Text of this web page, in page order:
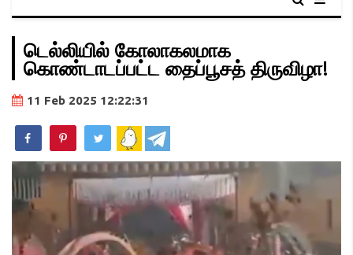
டெல்லியில் கோலாகலமாக
கொண்டாடப்பட்ட தைப்பூசத் திருவிழா!
11 Feb 2025 12:22:31